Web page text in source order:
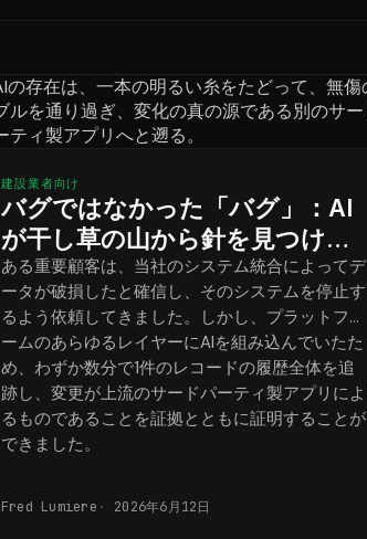
建設業者向け
バグではなかった「バグ」：AI
が干し草の山から針を見つけ出
し、わずか数分で統合問題を解
決した方法
ある重要顧客は、当社のシステム統合によってデ
ータが破損したと確信し、そのシステムを停止す
るよう依頼してきました。しかし、プラットフォ
ームのあらゆるレイヤーにAIを組み込んでいたた
め、わずか数分で1件のレコードの履歴全体を追
跡し、変更が上流のサードパーティ製アプリによ
るものであることを証拠とともに証明することが
できました。
Fred Lumiere 2026年6月12日